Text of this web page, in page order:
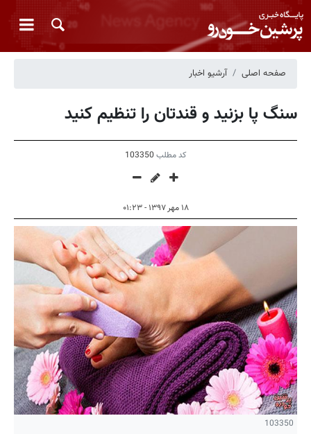
صفحه اصلی آرشیو اخبار
سنگ پا بزنید و قندتان را تنظیم کنید
کد مطلب 103350
۱۸ مهر ۱۳۹۷ - ۰۱:۲۳
103350